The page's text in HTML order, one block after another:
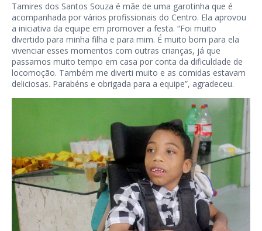
Tamires dos Santos Souza é mãe de uma garotinha que é
acompanhada por vários profissionais do Centro. Ela aprovou
a iniciativa da equipe em promover a festa. “Foi muito
divertido para minha filha e para mim. É muito bom para ela
vivenciar esses momentos com outras crianças, já que
passamos muito tempo em casa por conta da dificuldade de
locomoção. Também me diverti muito e as comidas estavam
deliciosas. Parabéns e obrigada para a equipe”, agradeceu.